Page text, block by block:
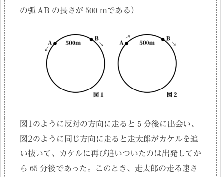
の弧
AB の長さが 500 mである）
図1のように反対の方向に走ると 5 分後に出会い、
図2のように同じ方向に走ると走太郎がカケルを追
い抜いて、カケルに再び追いついたのは出発してか
ら 65 分後であった。このとき、走太郎の走る速さ